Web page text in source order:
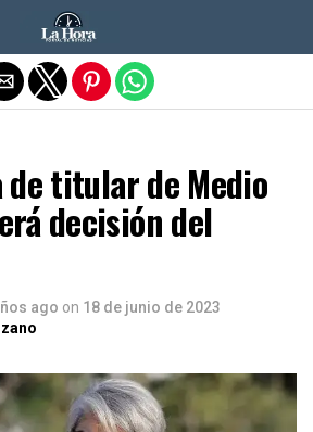
de titular de Medio
decisión del
ago on 18 de junio de 2023
de la versión móvil